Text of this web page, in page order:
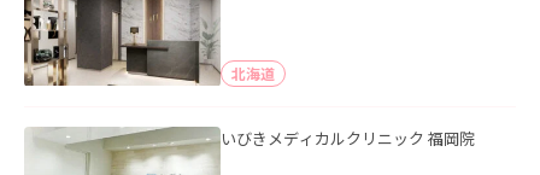
北海道
いびきメディカルクリニック 福岡院